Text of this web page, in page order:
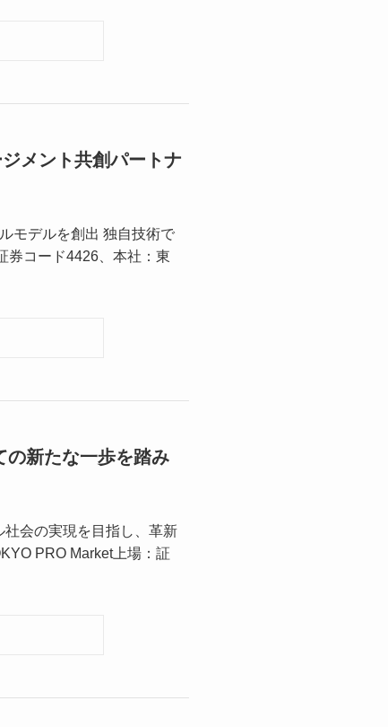
メント共創パートナ
モデルを創出 独自技術で
券コード4426、本社：東
新たな一歩を踏み
会の実現を目指し、革新
PRO Market上場：証